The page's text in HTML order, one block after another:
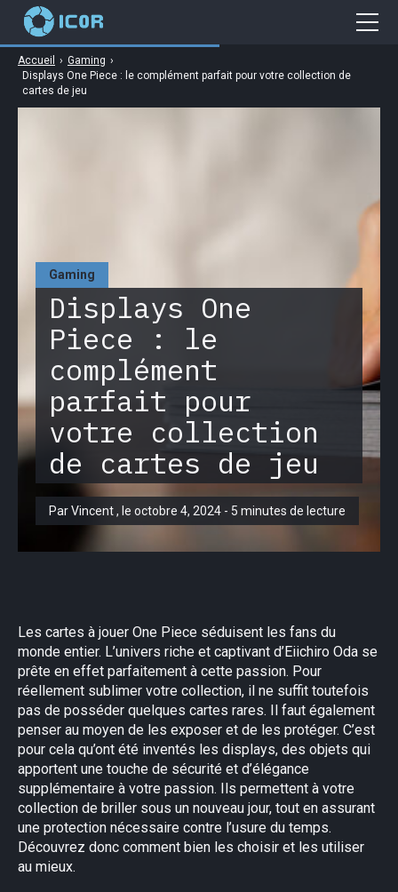
Gaming
Displays One
Piece : le
complément
parfait pour
votre collection
de cartes de jeu
Par Vincent , le octobre 4, 2024 - 5 minutes de lecture
Accueil › Gaming ›
Displays One Piece : le complément parfait pour votre collection de
cartes de jeu
Les cartes à jouer One Piece séduisent les fans du
monde entier. L’univers riche et captivant d’Eiichiro Oda se
prête en effet parfaitement à cette passion. Pour
réellement sublimer votre collection, il ne suffit toutefois
pas de posséder quelques cartes rares. Il faut également
penser au moyen de les exposer et de les protéger. C’est
pour cela qu’ont été inventés les displays, des objets qui
apportent une touche de sécurité et d’élégance
supplémentaire à votre passion. Ils permettent à votre
collection de briller sous un nouveau jour, tout en assurant
une protection nécessaire contre l’usure du temps.
Découvrez donc comment bien les choisir et les utiliser
au mieux.
Cybersécurité